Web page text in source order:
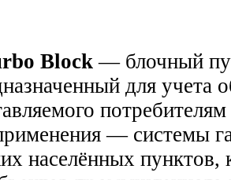
Block — блочный
для учета
— системы
населённых